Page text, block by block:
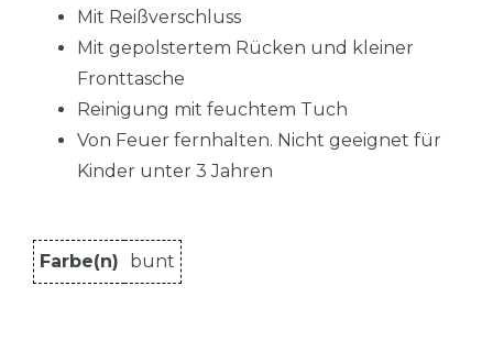
Mit Reißverschluss
Mit gepolstertem Rücken und kleiner
Fronttasche
Reinigung mit feuchtem Tuch
Von Feuer fernhalten. Nicht geeignet für
Kinder unter 3 Jahren
Farbe(n) bunt